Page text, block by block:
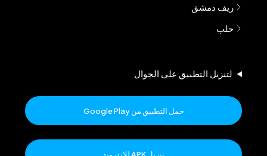
ريف دمشق
حلب
لتنزيل التطبيق على الجوال
حمل التطبيق من Google Play